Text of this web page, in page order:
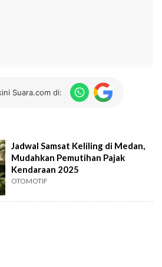
Suara.com di:
Jadwal Samsat Keliling di Medan,
Mudahkan Pemutihan Pajak
Kendaraan 2025
OTOMOTIF